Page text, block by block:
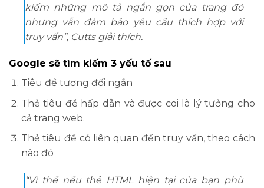
kiếm những mô tả ngắn gọn của trang đó
nhưng vẫn đảm bảo yêu cầu thích hợp với
truy vấn”, Cutts giải thích.
Google sẽ tìm kiếm 3 yếu tố sau
Tiêu đề tương đối ngắn
Thẻ tiêu đề hấp dẫn và được coi là lý tưởng cho
cả trang web.
Thẻ tiêu đề có liên quan đến truy vấn, theo cách
nào đó
“Vì thế nếu thẻ HTML hiện tại của bạn phù